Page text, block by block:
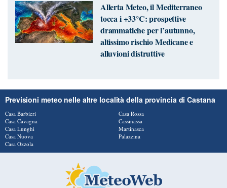
Allerta Meteo, il Mediterraneo
tocca i +33°C: prospettive
drammatiche per l’autunno,
altissimo rischio Medicane e
alluvioni distruttive
Previsioni meteo nelle altre località della provincia di Castana
Casa Barbieri
Casa Cavagna
Casa Lunghi
Casa Nuova
Casa Ozzola
Casa Rossa
Cassinassa
Martinasca
Palazzina